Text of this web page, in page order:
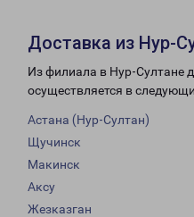
Доставка из Нур-
Из филиала в Нур-Султане
осуществляется в
Астана (Нур-Султан)
Щучинск
Макинск
Аксу
Жезказган